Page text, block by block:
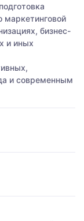
маркетинговой
бизнес-
и иных
и современным